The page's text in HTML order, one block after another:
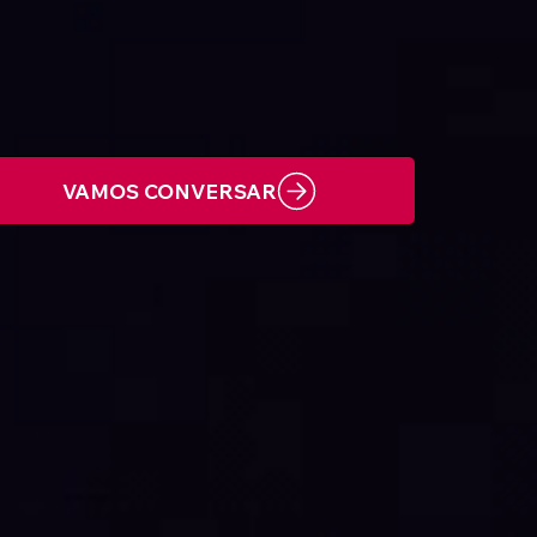
VAMOS CONVERSAR